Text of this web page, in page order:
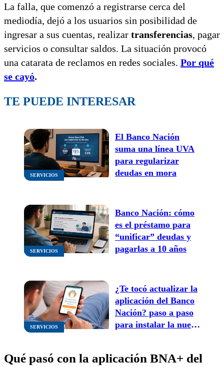
La falla, que comenzó a registrarse cerca del
mediodía, dejó a los usuarios sin posibilidad de
ingresar a sus cuentas, realizar transferencias, pagar
servicios o consultar saldos. La situación provocó
una catarata de reclamos en redes sociales. Por qué
se cayó.
TE PUEDE INTERESAR
SERVICIOS
El Banco Nación
suma una línea UVA
para regularizar
deudas en mora
SERVICIOS
Banco Nación: cómo
es el préstamo para
“unificar” deudas y
pagarlas a 10 años
SERVICIOS
¿Te tocó actualizar la
aplicación del Banco
Nación? paso a paso
para instalar la nueva
Qué pasó con la aplicación BNA+ del